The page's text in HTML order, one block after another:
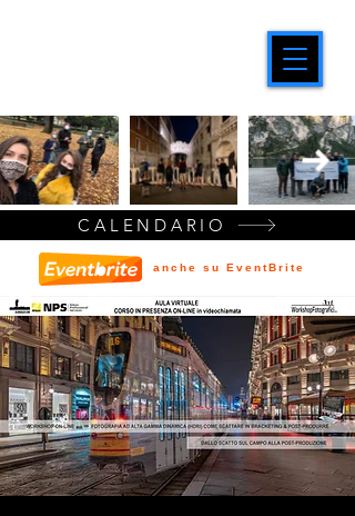
CALENDARIO
anche su EventBrite